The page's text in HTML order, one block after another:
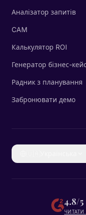
Аналізатор запитів
CAM
Калькулятор ROI
Генератор бізнес-
Радник з планування
Забронювати демо
4.8/5
ЧИТАТИ